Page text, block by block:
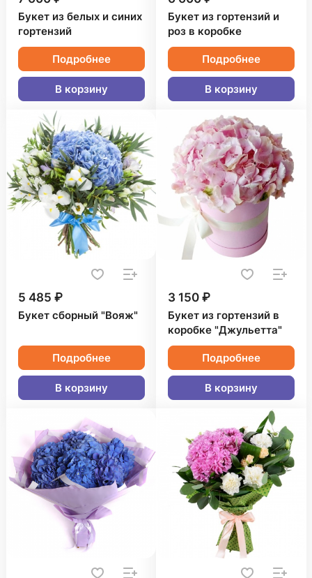
Букет из белых и синих
гортензий
Подробнее
В корзину
Букет из гортензий и
роз в коробке
Подробнее
В корзину
5 485 ₽
Букет сборный "Вояж"
Подробнее
В корзину
3 150 ₽
Букет из гортензий в
коробке "Джульетта"
Подробнее
В корзину